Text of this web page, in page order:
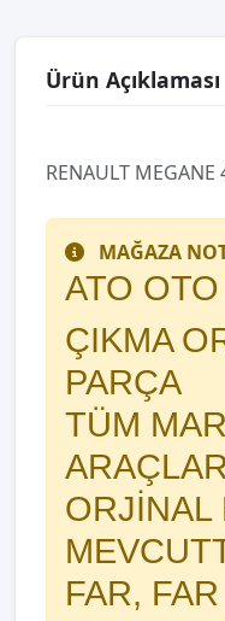
Ürün Açıklaması
RENAULT MEGANE
MAĞAZA
ATO OTO
ÇIKMA
PARÇA
TÜM
ORJİNAL
FAR,